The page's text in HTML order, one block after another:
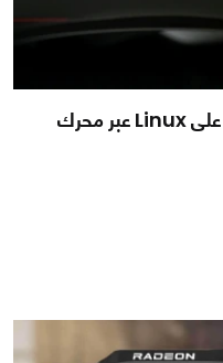
AMD تمهّد لدعم كروت RDNA 5 على Linux عبر محرك